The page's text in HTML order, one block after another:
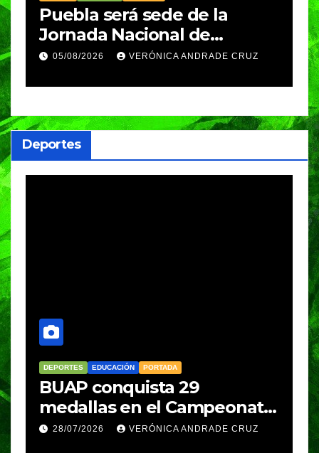
Puebla será sede de la
Jornada Nacional de
Reforestación 2026; Claudia
05/08/2026 VERÓNICA ANDRADE CRUZ
Deportes
DEPORTES EDUCACIÓN PORTADA
BUAP conquista 29
medallas en el Campeonato
Nacional de Karate y
28/07/2026 VERÓNICA ANDRADE CRUZ